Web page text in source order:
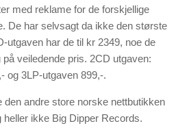
med reklame for de forskjellige
De har selvsagt da ikke den største
utgaven har de til kr 2349, noe de
veiledende pris. 2CD utgaven:
og 3LP-utgaven 899,-.
den andre store norske nettbutikken
heller ikke Big Dipper Records.